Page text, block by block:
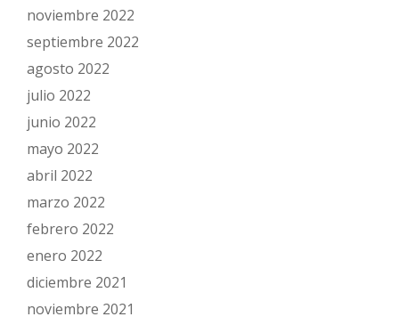
noviembre 2022
septiembre 2022
agosto 2022
julio 2022
junio 2022
mayo 2022
abril 2022
marzo 2022
febrero 2022
enero 2022
diciembre 2021
noviembre 2021